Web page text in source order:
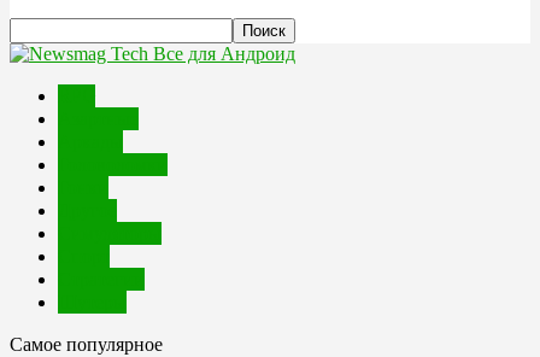
Все для Андроид
Самое популярное